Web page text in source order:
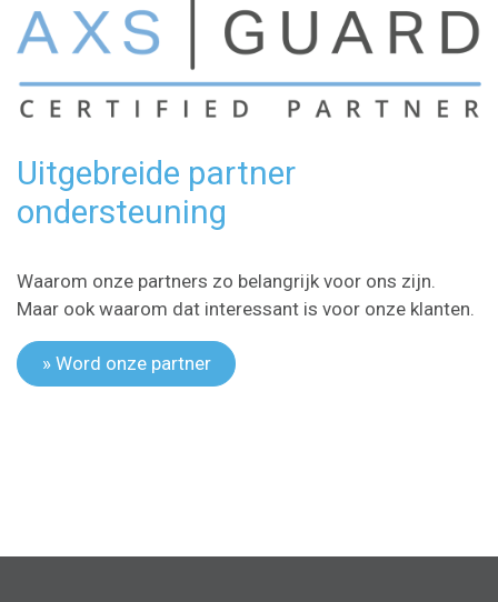
Uitgebreide partner
ondersteuning
Waarom onze partners zo belangrijk voor ons zijn.
Maar ook waarom dat interessant is voor onze klanten.
» Word onze partner